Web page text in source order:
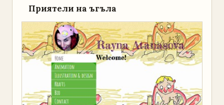
Приятели на ъгъла